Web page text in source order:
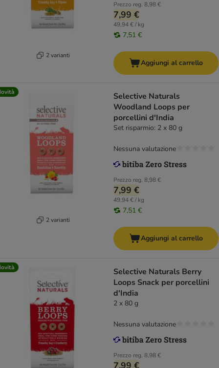
2 varianti
Prezzo reg. 8,98 €
7,99 €
49,94 € / kg
7,51 €
Aggiungi al carrello
2 varianti
Selective Naturals
Woodland Loops per
porcellini d'India
Set risparmio: 2 x 80 g
Prezzo reg. 8,98 €
7,99 €
49,94 € / kg
7,51 €
Nessuna valutazione
Aggiungi al carrello
Selective Naturals Berry
Loops Snack per porcellini
d'India
2 x 80 g
Prezzo reg. 8,98 €
7,99 €
Nessuna valutazione